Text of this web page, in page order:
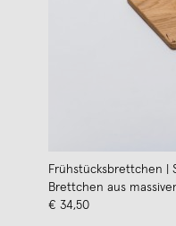
Frühstücksbrettchen |
Brettchen aus
€ 34,50